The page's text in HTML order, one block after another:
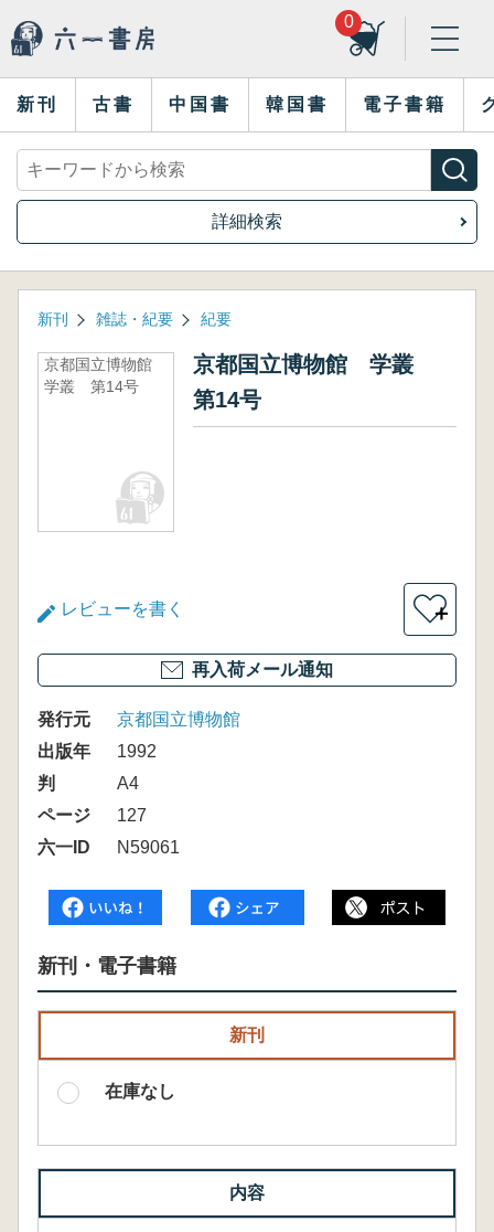
0
新刊 古書 中国書 韓国書 電子書籍
詳細検索
新刊 雑誌・紀要 紀要
京都国立博物館
学叢 第14号
京都国立博物館 学叢
第14号
レビューを書く ＋
再入荷メール通知
発行元
京都国立博物館
出版年
1992
判
A4
ページ
127
六一ID
N59061
新刊・電子書籍
新刊
在庫なし
内容